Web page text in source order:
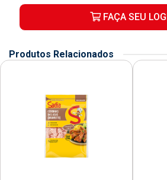
FAÇA SEU
Produtos Relacionados